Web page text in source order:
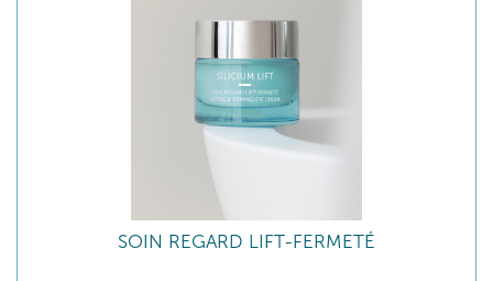
SOIN REGARD LIFT-FERMETÉ